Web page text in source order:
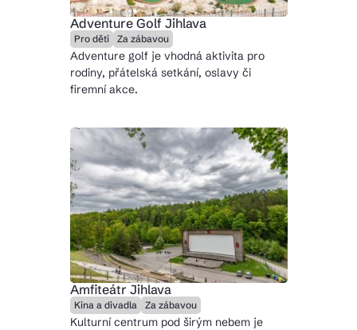
Adventure Golf Jihlava
Pro děti Za zábavou
Adventure golf je vhodná aktivita pro
rodiny, přátelská setkání, oslavy či
firemní akce.
Amfiteátr Jihlava
Kina a divadla Za zábavou
Kulturní centrum pod širým nebem je